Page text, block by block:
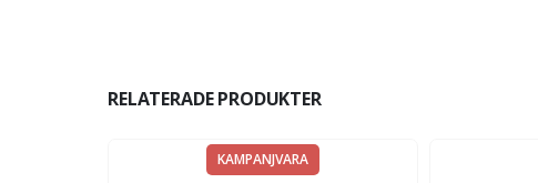
RELATERADE PRODUKTER
KAMPANJVARA